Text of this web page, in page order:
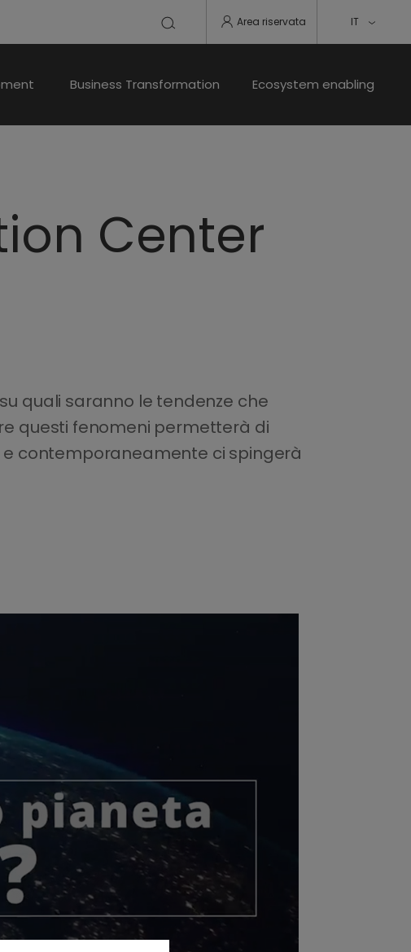
Area riservata IT
Business Transformation Ecosystem enabling
Center
quali saranno le tendenze che
questi fenomeni permetterà di
contemporaneamente ci spingerà